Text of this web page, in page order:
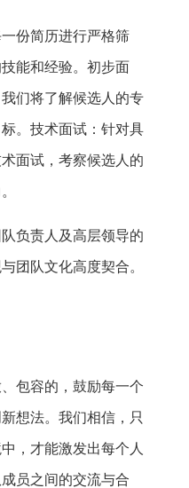
份简历进行严格筛
能和经验。初步面
们将了解候选人的专
。技术面试：针对具
面试，考察候选人的
负责人及高层领导的
团队文化高度契合。
包容的，鼓励每一个
想法。我们相信，只
，才能激发出每个人
员之间的交流与合